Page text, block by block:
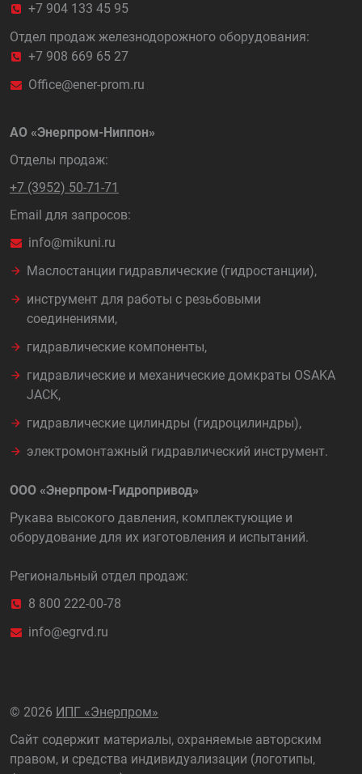
+7 904 133 45 95
Отдел продаж железнодорожного оборудования:
+7 908 669 65 27
Office@ener-prom.ru
АО «Энерпром-Ниппон»
Отделы продаж:
+7 (3952) 50-71-71
Email для запросов:
info@mikuni.ru
Маслостанции гидравлические (гидростанции),
инструмент для работы с резьбовыми
соединениями,
гидравлические компоненты,
гидравлические и механические домкраты OSAKA
JACK,
гидравлические цилиндры (гидроцилиндры),
электромонтажный гидравлический инструмент.
ООО «Энерпром-Гидропривод»
Рукава высокого давления, комплектующие и
оборудование для их изготовления и испытаний.
Региональный отдел продаж:
8 800 222-00-78
info@egrvd.ru
© 2026 ИПГ «Энерпром»
Сайт содержит материалы, охраняемые авторским
правом, и средства индивидуализации (логотипы,